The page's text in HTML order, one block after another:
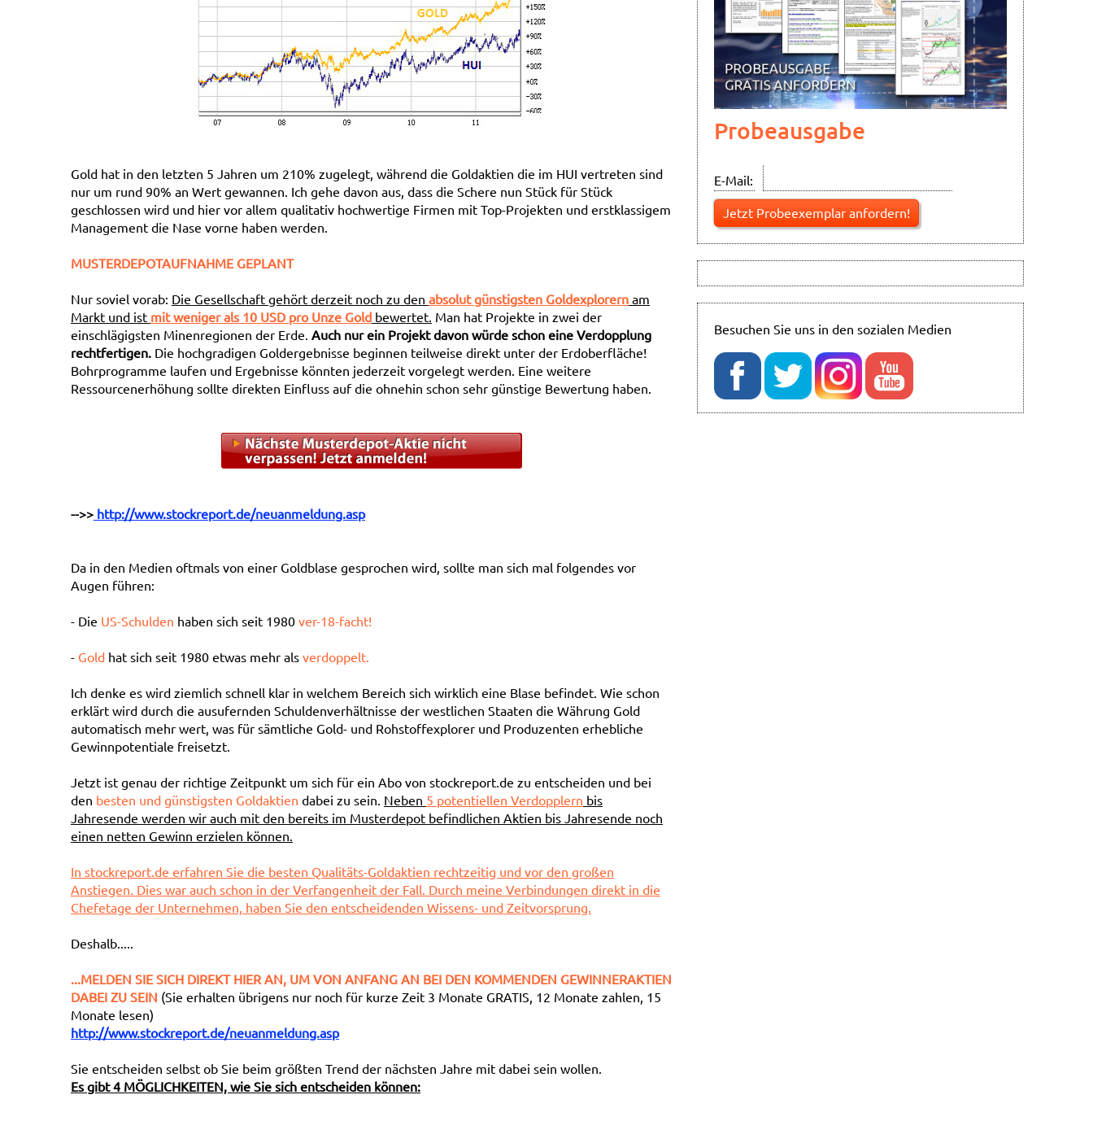
Gold hat in den letzten 5 Jahren um 210% zugelegt, während die Goldaktien die im HUI vertreten sind
nur um rund 90% an Wert gewannen. Ich gehe davon aus, dass die Schere nun Stück für Stück
geschlossen wird und hier vor allem qualitativ hochwertige Firmen mit Top-Projekten und erstklassigem
Management die Nase vorne haben werden.
MUSTERDEPOTAUFNAHME GEPLANT
Nur soviel vorab: Die Gesellschaft gehört derzeit noch zu den absolut günstigsten Goldexplorern am
Markt und ist mit weniger als 10 USD pro Unze Gold bewertet. Man hat Projekte in zwei der
einschlägigsten Minenregionen der Erde. Auch nur ein Projekt davon würde schon eine Verdopplung
rechtfertigen. Die hochgradigen Goldergebnisse beginnen teilweise direkt unter der Erdoberfläche!
Bohrprogramme laufen und Ergebnisse könnten jederzeit vorgelegt werden. Eine weitere
Ressourcenerhöhung sollte direkten Einfluss auf die ohnehin schon sehr günstige Bewertung haben.
-->> http://www.stockreport.de/neuanmeldung.asp
Da in den Medien oftmals von einer Goldblase gesprochen wird, sollte man sich mal folgendes vor
Augen führen:
- Die US-Schulden haben sich seit 1980 ver-18-facht!
- Gold hat sich seit 1980 etwas mehr als verdoppelt.
Ich denke es wird ziemlich schnell klar in welchem Bereich sich wirklich eine Blase befindet. Wie schon
erklärt wird durch die ausufernden Schuldenverhältnisse der westlichen Staaten die Währung Gold
automatisch mehr wert, was für sämtliche Gold- und Rohstoffexplorer und Produzenten erhebliche
Gewinnpotentiale freisetzt.
Jetzt ist genau der richtige Zeitpunkt um sich für ein Abo von stockreport.de zu entscheiden und bei
den besten und günstigsten Goldaktien dabei zu sein. Neben 5 potentiellen Verdopplern bis
Jahresende werden wir auch mit den bereits im Musterdepot befindlichen Aktien bis Jahresende noch
einen netten Gewinn erzielen können.
In stockreport.de erfahren Sie die besten Qualitäts-Goldaktien rechtzeitig und vor den großen
Anstiegen. Dies war auch schon in der Verfangenheit der Fall. Durch meine Verbindungen direkt in die
Chefetage der Unternehmen, haben Sie den entscheidenden Wissens- und Zeitvorsprung.
Deshalb.....
...MELDEN SIE SICH DIREKT HIER AN, UM VON ANFANG AN BEI DEN KOMMENDEN GEWINNERAKTIEN
DABEI ZU SEIN (Sie erhalten übrigens nur noch für kurze Zeit 3 Monate GRATIS, 12 Monate zahlen, 15
Monate lesen)
http://www.stockreport.de/neuanmeldung.asp
Sie entscheiden selbst ob Sie beim größten Trend der nächsten Jahre mit dabei sein wollen.
Es gibt 4 MÖGLICHKEITEN, wie Sie sich entscheiden können:
Probeausgabe
E-Mail:
Besuchen Sie uns in den sozialen Medien